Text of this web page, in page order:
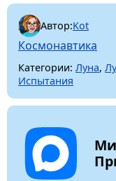
Автор:Kot
Космонавтика
Категории: Луна,
Испытания